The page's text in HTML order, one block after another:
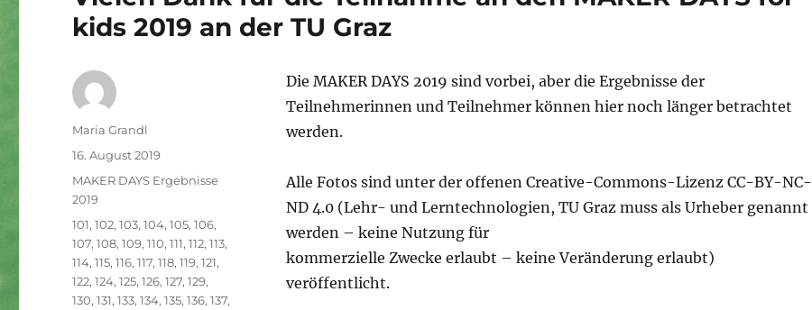
kids 2019 an der TU Graz
Die MAKER DAYS 2019 sind vorbei, aber die Ergebnisse der
Teilnehmerinnen und Teilnehmer können hier noch länger betrachtet
werden.
Alle Fotos sind unter der offenen Creative-Commons-Lizenz CC-BY-NC-
ND 4.0 (Lehr- und Lerntechnologien, TU Graz muss als Urheber genannt
werden – keine Nutzung für
kommerzielle Zwecke erlaubt – keine Veränderung erlaubt)
veröffentlicht.
Autor
Maria Grandl
Veröffentlicht
16. August 2019
Kategorien
MAKER DAYS Ergebnisse
2019
Schlagwörter
101,102,103,104,105,106,
107,108,109,110,111,112,113,
114,115,116,117,118,119,121,
122,124,125,126,127,129,
130,131,133,134,135,136,137,